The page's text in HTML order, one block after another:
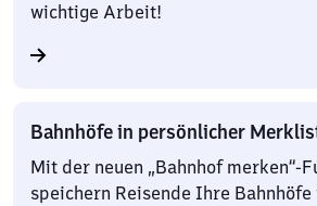
wichtige Arbeit!
Bahnhöfe in persönlicher
Mit der neuen „Bahnhof merken“-
speichern Reisende Ihre